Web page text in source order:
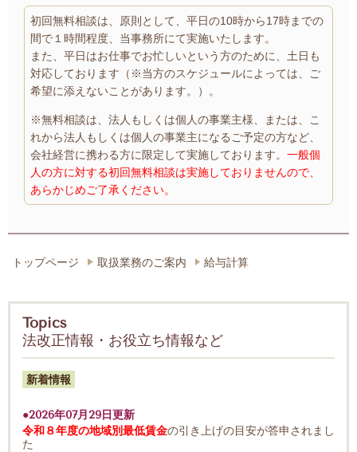
初回無料相談は、原則として、平日の10時から17時までの
間で１時間程度、当事務所にて実施いたします。
また、平日はお仕事でお忙しいという方のために、土日も
対応しております（※当方のスケジュールによっては、ご
希望に添えないことがあります。）。
※無料相談は、法人もしくは個人の事業主様、または、こ
れから法人もしくは個人の事業主になるご予定の方など、
会社経営に携わる方に限定して実施しております。 一般個
人の方に対する初回無料相談は実施しておりませんので、
あらかじめご了承ください。
トップページ 取扱業務のご案内 給与計算
Topics
法改正情報・お役立ち情報など
新着情報
●2026年07月29日更新
令和８年度の地域別最低賃金の引き上げの目安が答申されまし
た